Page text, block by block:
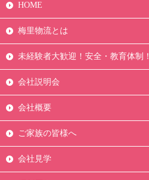
HOME
梅里物流とは
未経験者大歓迎！安全・教育体制！
会社説明会
会社概要
ご家族の皆様へ
会社見学